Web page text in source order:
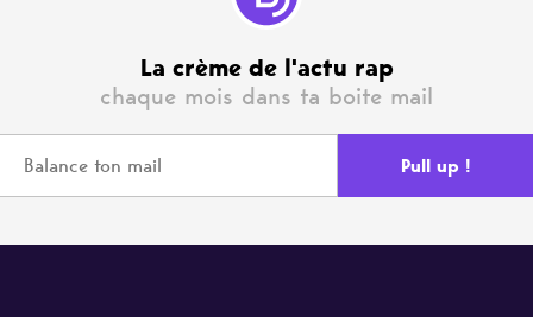
La crème de l'actu rap
chaque mois dans ta boite mail